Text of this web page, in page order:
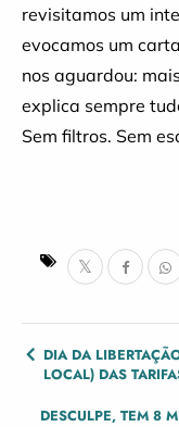
revisitamos um
evocamos um
nos aguardou:
explica sempre
Sem filtros. Sem
POST
NAVIGATION
DIA DA
LOCAL) DAS
DESCULPE, TEM 8